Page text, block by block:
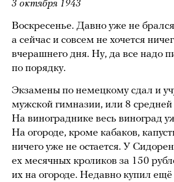
3 октября 1943
Воскресенье. Давно уже не
а сейчас и совсем не хочется
вчерашнего дня. Ну, да все надо
по порядку.
Экзамены по немецкому сдал и
мужской гимназии, или 8
На винограднике весь виноград
На огороде, кроме кабаков,
ничего уже не остается. У
ех месячных кроликов за 150
их на огороде. Недавно купил ещё